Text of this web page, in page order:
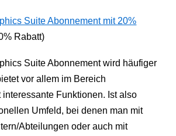
Suite Abonnement mit 20%
Rabatt)
Suite Abonnement wird häufiger
vor allem im Bereich
Funktionen. Ist also
Umfeld, bei denen man mit
Abteilungen oder auch mit